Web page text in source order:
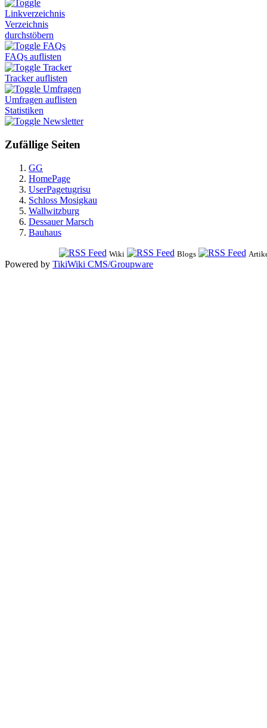
Linkverzeichnis
Verzeichnis
durchstöbern
FAQs
FAQs auflisten
Tracker
Tracker auflisten
Umfragen
Umfragen auflisten
Statistiken
Newsletter
Zufällige Seiten
GG
HomePage
UserPagetugrisu
Schloss Mosigkau
Wallwitzburg
Dessauer Marsch
Bauhaus
Wiki Blogs
Powered by TikiWiki CMS/Groupware